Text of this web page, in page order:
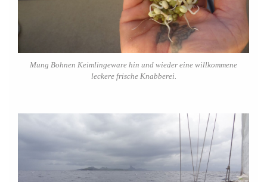
Mung Bohnen Keimlingeware hin und wieder eine willkommene
leckere frische Knabberei.